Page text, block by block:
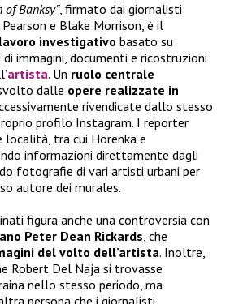
of Banksy”, firmato dai giornalisti
Pearson e Blake Morrison, è il
investigativo basato su
immagini, documenti e ricostruzioni
artista. Un ruolo centrale
dalle opere realizzate in
rivendicate dallo stesso
profilo Instagram. I reporter
località, tra cui Horenka e
informazioni direttamente dagli
fotografie di vari artisti urbani per
autore dei murales.
figura anche una controversia con
Peter Dean Rickards, che
del volto dell’artista. Inoltre,
Robert Del Naja si trovasse
nello stesso periodo, ma